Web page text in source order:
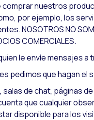
nuestros
por ejemplo, los
NOSOTROS NO
COMERCIALES.
le envíe mensajes a
pedimos que hagan el
de chat, páginas
que cualquier
disponible para los